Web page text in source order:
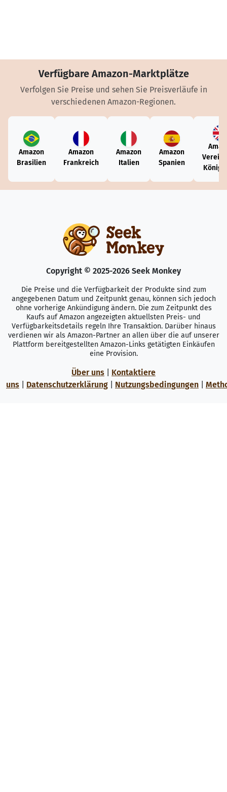
Verfügbare Amazon-Marktplätze
Verfolgen Sie Preise und sehen Sie Preisverläufe in
verschiedenen Amazon-Regionen.
Amazon
Brasilien
Amazon
Frankreich
Amazon
Italien
Amazon
Spanien
Copyright © 2025-2026 Seek Monkey
Die Preise und die Verfügbarkeit der Produkte sind zum
angegebenen Datum und Zeitpunkt genau, können sich jedoch
ohne vorherige Ankündigung ändern. Die zum Zeitpunkt des
Kaufs auf Amazon angezeigten aktuellsten Preis- und
Verfügbarkeitsdetails regeln Ihre Transaktion. Darüber hinaus
verdienen wir als Amazon-Partner an allen über die auf unserer
Plattform bereitgestellten Amazon-Links getätigten Einkäufen
eine Provision.
Über uns
Kontaktiere
uns
Datenschutzerklärung Nutzungsbedingungen